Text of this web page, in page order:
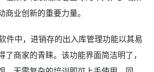
商业创新的重要力量。
件中，进销存的出入库管理功能以其易
了商家的青睐。该功能界面简洁明了，